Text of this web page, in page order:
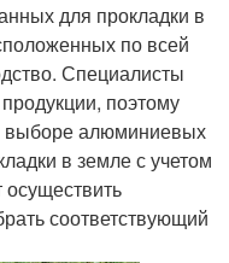
для прокладки в
по всей
Специалисты
поэтому
выборе алюминиевых
в земле с учетом
осуществить
соответствующий